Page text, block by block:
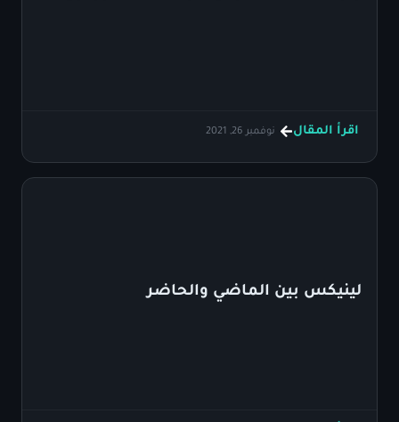
اقرأ المقال نوفمبر 26, 2021
لينيكس بين الماضي والحاضر